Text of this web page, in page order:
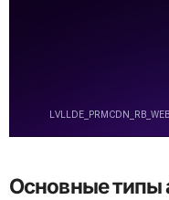
Основные типы